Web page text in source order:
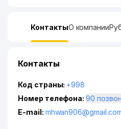
КонтактыО компании
Контакты
Код страны: +998
Номер телефона:
90
E-mail: